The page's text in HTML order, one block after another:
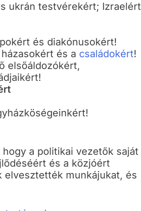
ukrán testvérekért; Izraelért
és diakónusokért!
házasokért és a családokért!
elsőáldozókért,
hogy a politikai vezetők saját
és a közjóért
elvesztették munkájukat, és